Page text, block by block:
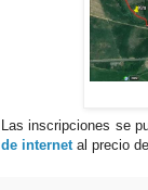
Las inscripciones se
de internet al precio de